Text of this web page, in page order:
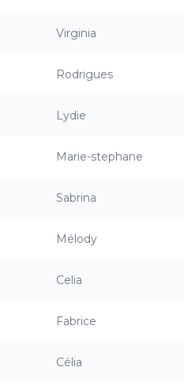
Virginia
Rodrigues
Lydie
Marie-stephane
Sabrina
Mélody
Celia
Fabrice
Célia